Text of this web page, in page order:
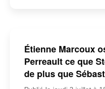
Étienne Marcoux
Perreault ce que
de plus que